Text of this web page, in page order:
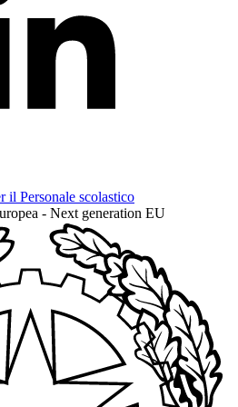
il Personale scolastico